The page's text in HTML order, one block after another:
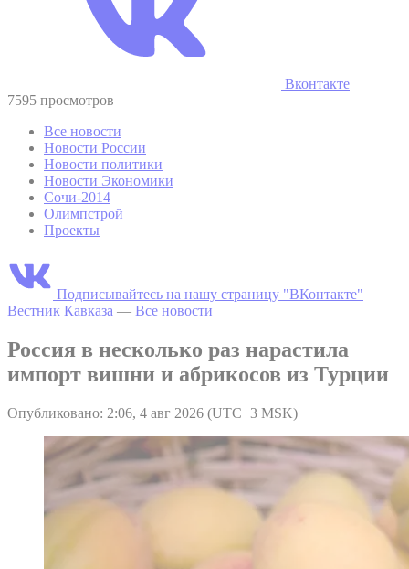
Вконтакте
7595 просмотров
Все новости
Новости России
Новости политики
Новости Экономики
Сочи-2014
Олимпстрой
Проекты
Подписывайтесь на нашу страницу "ВКонтакте"
Вестник Кавказа — Все новости
Россия в несколько раз нарастила
импорт вишни и абрикосов из Турции
Опубликовано: 2:06, 4 авг 2026 (UTC+3 MSK)